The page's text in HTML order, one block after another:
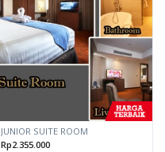
JUNIOR SUITE ROOM
Rp2.355.000